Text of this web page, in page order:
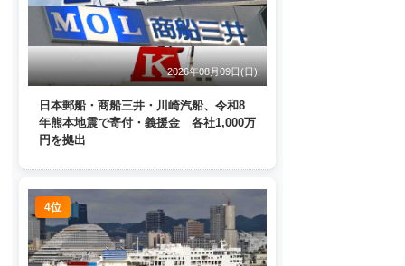
2026年08月09日(日)
日本郵船・商船三井・川崎汽船、令和8
年熊本地震で寄付・義援金 各社1,000万
円を拠出
4位